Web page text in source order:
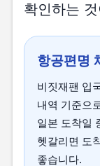
확인하는
항공편명
비짓재팬 입
내역 기준으
일본 도착일
헷갈리면 도
좋습니다.